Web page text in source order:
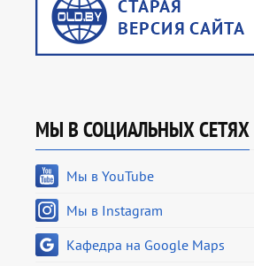
МЫ В СОЦИАЛЬНЫХ СЕТЯХ
Мы в YouTube
Мы в Instagram
Кафедра на Google Maps